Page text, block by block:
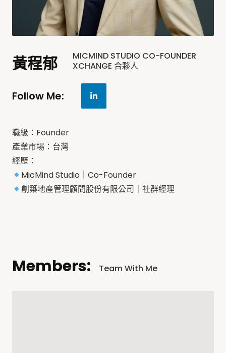
黃程郁
MICMIND STUDIO CO-FOUNDER
XCHANGE 合夥人
Follow Me:
職級：Founder
產業市場：台灣
經歷：
MicMind Studio｜Co-Founder
創築地產管理顧問股份有限公司｜社群經理
Members: Team With Me